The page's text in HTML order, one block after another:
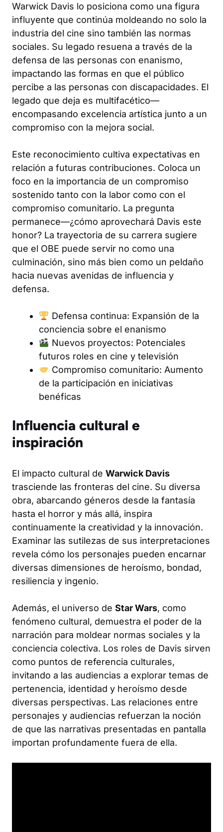
Warwick Davis lo posiciona como una figura
influyente que continúa moldeando no solo la
industria del cine sino también las normas
sociales. Su legado resuena a través de la
defensa de las personas con enanismo,
impactando las formas en que el público
percibe a las personas con discapacidades. El
legado que deja es multifacético—
encompasando excelencia artística junto a un
compromiso con la mejora social.
Este reconocimiento cultiva expectativas en
relación a futuras contribuciones. Coloca un
foco en la importancia de un compromiso
sostenido tanto con la labor como con el
compromiso comunitario. La pregunta
permanece—¿cómo aprovechará Davis este
honor? La trayectoria de su carrera sugiere
que el OBE puede servir no como una
culminación, sino más bien como un peldaño
hacia nuevas avenidas de influencia y
defensa.
Defensa continua: Expansión de la
conciencia sobre el enanismo
Nuevos proyectos: Potenciales
futuros roles en cine y televisión
Compromiso comunitario: Aumento
de la participación en iniciativas
benéficas
Influencia cultural e
inspiración
El impacto cultural de Warwick Davis
trasciende las fronteras del cine. Su diversa
obra, abarcando géneros desde la fantasía
hasta el horror y más allá, inspira
continuamente la creatividad y la innovación.
Examinar las sutilezas de sus interpretaciones
revela cómo los personajes pueden encarnar
diversas dimensiones de heroísmo, bondad,
resiliencia y ingenio.
Además, el universo de Star Wars, como
fenómeno cultural, demuestra el poder de la
narración para moldear normas sociales y la
conciencia colectiva. Los roles de Davis sirven
como puntos de referencia culturales,
invitando a las audiencias a explorar temas de
pertenencia, identidad y heroísmo desde
diversas perspectivas. Las relaciones entre
personajes y audiencias refuerzan la noción
de que las narrativas presentadas en pantalla
importan profundamente fuera de ella.